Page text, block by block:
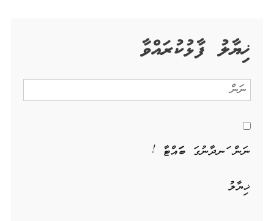
ޚިޔާލު ފާޅުކުރައްވާ
ނަން ހަނދާނުގަ ބަހައްޓާ !
ޚިޔާލު